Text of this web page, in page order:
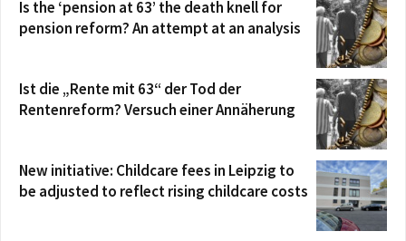
Is the ‘pension at 63’ the death knell for
pension reform? An attempt at an analysis
Ist die „Rente mit 63“ der Tod der
Rentenreform? Versuch einer Annäherung
New initiative: Childcare fees in Leipzig to
be adjusted to reflect rising childcare costs